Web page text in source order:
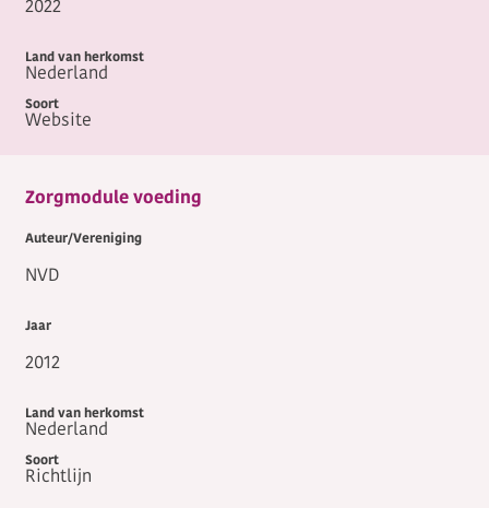
2022
Nederland
Website
Zorgmodule voeding
NVD
2012
Nederland
Richtlijn